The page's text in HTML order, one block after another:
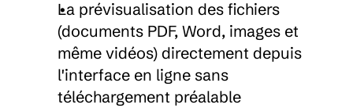
La prévisualisation des fichiers
(documents PDF, Word, images et
même vidéos) directement depuis
l'interface en ligne sans
téléchargement préalable